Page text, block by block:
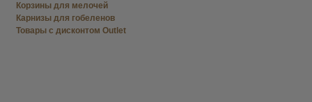
Корзины для мелочей
Карнизы для гобеленов
Товары с дисконтом Outlet